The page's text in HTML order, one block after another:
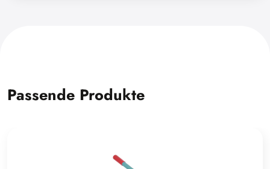
Passende Produkte